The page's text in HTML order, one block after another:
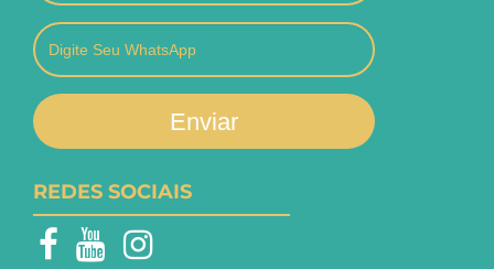
Enviar
REDES SOCIAIS